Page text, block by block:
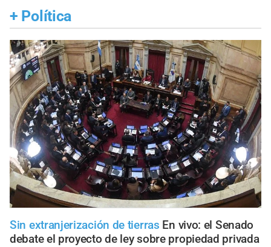
+ Política
Sin extranjerización de tierras En vivo: el Senado
debate el proyecto de ley sobre propiedad privada